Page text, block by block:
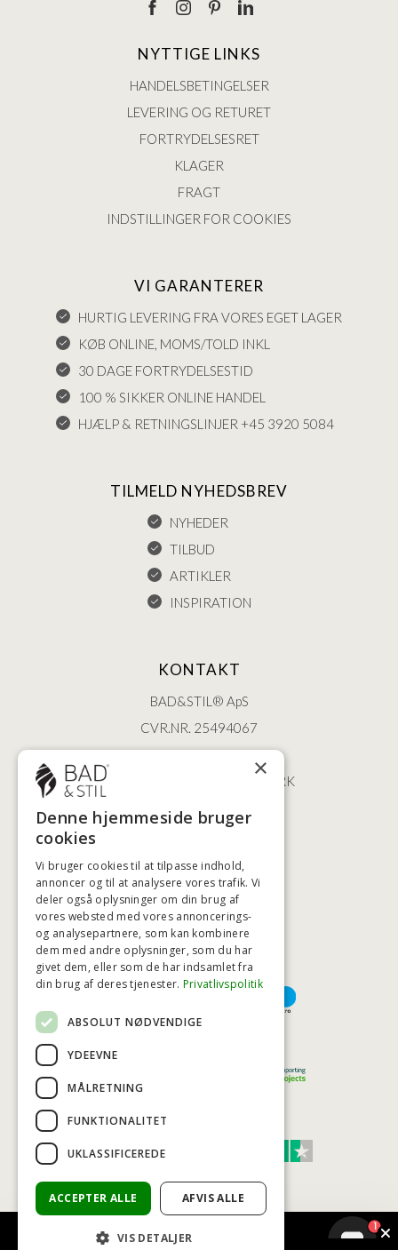
NYTTIGE LINKS
HANDELSBETINGELSER
LEVERING OG RETURET
FORTRYDELSESRET
KLAGER
FRAGT
INDSTILLINGER FOR COOKIES
VI GARANTERER
HURTIG LEVERING FRA VORES EGET LAGER
KØB ONLINE, MOMS/TOLD INKL
30 DAGE FORTRYDELSESTID
100 % SIKKER ONLINE HANDEL
HJÆLP & RETNINGSLINJER +45 3920 5084
TILMELD NYHEDSBREV
NYHEDER
TILBUD
ARTIKLER
INSPIRATION
KONTAKT
BAD&STIL® ApS
CVR.NR. 25494067
ØSTERBROGADE 202
2100 KØBENHAVN • DANMARK
+45 3920 5084
HØJESTE KREDITVÆRDIGHED
BETALINGSMULIGHEDER
TRUST SCORE 4,7
×
Denne hjemmeside bruger
cookies
Vi bruger cookies til at tilpasse indhold,
annoncer og til at analysere vores trafik. Vi
deler også oplysninger om din brug af
vores websted med vores annoncerings-
og analysepartnere, som kan kombinere
dem med andre oplysninger, som du har
givet dem, eller som de har indsamlet fra
din brug af deres tjenester. Privatlivspolitik
ABSOLUT NØDVENDIGE
YDEEVNE
MÅLRETNING
FUNKTIONALITET
UKLASSIFICEREDE
ACCEPTER ALLE AFVIS ALLE
VIS DETALJER
1